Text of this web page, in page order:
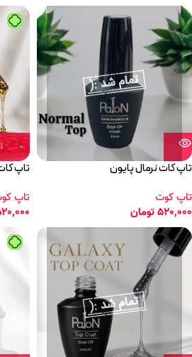
تاپ کات نرمال پایون
تاپ کوت
520,000تومان
تاپ
تاپ